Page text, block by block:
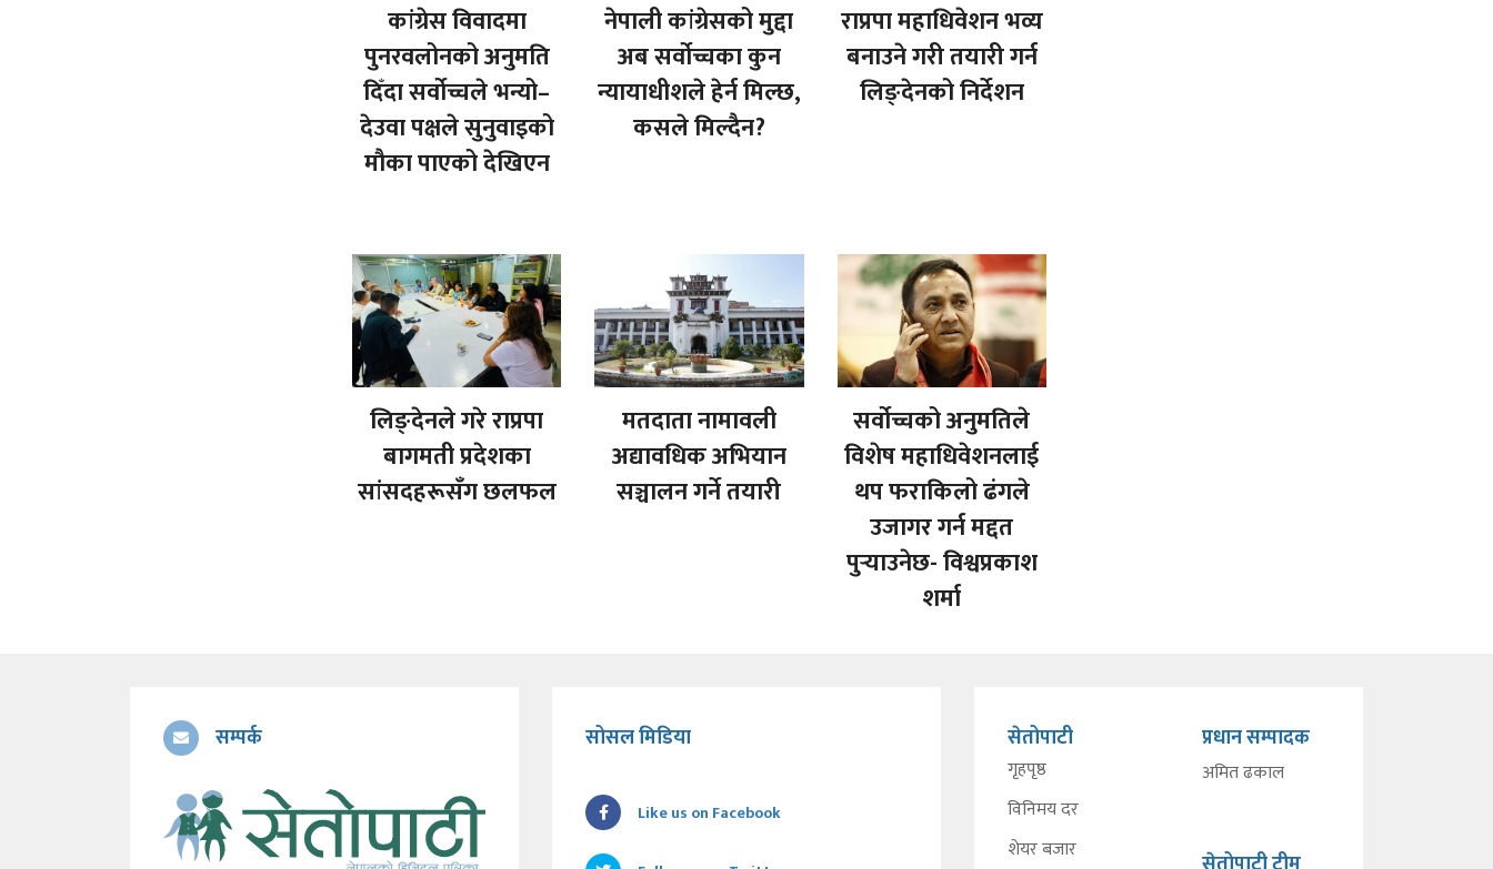
कांग्रेस विवादमा
पुनरवलोनको अनुमति
दिँदा सर्वोच्चले भन्यो–
देउवा पक्षले सुनुवाइको
मौका पाएको देखिएन
नेपाली कांग्रेसको मुद्दा
अब सर्वोच्चका कुन
न्यायाधीशले हेर्न मिल्छ,
कसले मिल्दैन?
राप्रपा महाधिवेशन भव्य
बनाउने गरी तयारी गर्न
लिङ्देनको निर्देशन
लिङ्देनले गरे राप्रपा
बागमती प्रदेशका
सांसदहरूसँग छलफल
मतदाता नामावली
अद्यावधिक अभियान
सञ्चालन गर्ने तयारी
सर्वोच्चको अनुमतिले
विशेष महाधिवेशनलाई
थप फराकिलो ढंगले
उजागर गर्न मद्दत
पुर्‍याउनेछ- विश्वप्रकाश
शर्मा
सम्पर्क सोसल मिडिया
Like us on Facebook
सेतोपाटी
गृहपृष्ठ
विनिमय दर
शेयर बजार
प्रधान सम्पादक
अमित ढकाल